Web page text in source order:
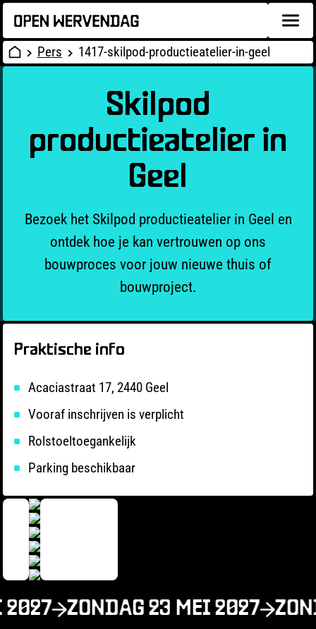
Pers 1417-skilpod-productieatelier-in-geel
Skilpod
productieatelier in
Geel
Bezoek het Skilpod productieatelier in Geel en
ontdek hoe je kan vertrouwen op ons
bouwproces voor jouw nieuwe thuis of
bouwproject.
Praktische info
Acaciastraat 17, 2440 Geel
Vooraf inschrijven is verplicht
Rolstoeltoegankelijk
Parking beschikbaar
2027 ZONDAG 23 MEI 2027